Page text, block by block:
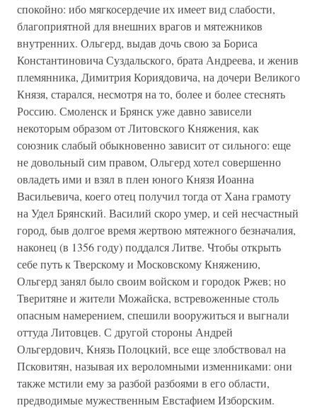
спокойно: ибо мягкосердечие их имеет вид слабости,
благоприятной для внешних врагов и мятежников
внутренних. Ольгерд, выдав дочь свою за Бориса
Константиновича Суздальского, брата Андреева, и женив
племянника, Димитрия Кориядовича, на дочери Великого
Князя, старался, несмотря на то, более и более стеснять
Россию. Смоленск и Брянск уже давно зависели
некоторым образом от Литовского Княжения, как
союзник слабый обыкновенно зависит от сильного: еще
не довольный сим правом, Ольгерд хотел совершенно
овладеть ими и взял в плен юного Князя Иоанна
Васильевича, коего отец получил тогда от Хана грамоту
на Удел Брянский. Василий скоро умер, и сей несчастный
город, быв долгое время жертвою мятежного безначалия,
наконец (в 1356 году) поддался Литве. Чтобы открыть
себе путь к Тверскому и Московскому Княжению,
Ольгерд занял было своим войском и городок Ржев; но
Тверитяне и жители Можайска, встревоженные столь
опасным намерением, спешили вооружиться и выгнали
оттуда Литовцев. С другой стороны Андрей
Ольгердович, Князь Полоцкий, все еще злобствовал на
Псковитян, называя их вероломными изменниками: они
также мстили ему за разбой разбоями в его области,
предводимые мужественным Евстафием Изборским.